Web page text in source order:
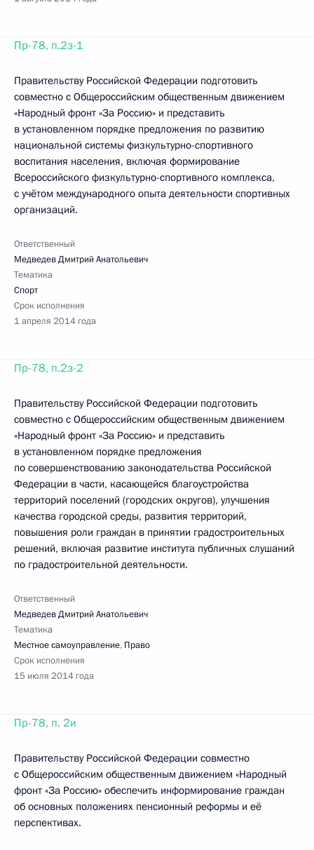
Пр-78, п.2з-1
Правительству Российской Федерации подготовить
совместно с Общероссийским общественным движением
«Народный фронт «За Россию» и представить
в установленном порядке предложения по развитию
национальной системы физкультурно-спортивного
воспитания населения, включая формирование
Всероссийского физкультурно-спортивного комплекса,
с учётом международного опыта деятельности спортивных
организаций.
Ответственный
Медведев Дмитрий Анатольевич
Тематика
Спорт
Срок исполнения
1 апреля 2014 года
Пр-78, п.2з-2
Правительству Российской Федерации подготовить
совместно с Общероссийским общественным движением
«Народный фронт «За Россию» и представить
в установленном порядке предложения
по совершенствованию законодательства Российской
Федерации в части, касающейся благоустройства
территорий поселений (городских округов), улучшения
качества городской среды, развития территорий,
повышения роли граждан в принятии градостроительных
решений, включая развитие института публичных слушаний
по градостроительной деятельности.
Ответственный
Медведев Дмитрий Анатольевич
Тематика
Местное самоуправление, Право
Срок исполнения
15 июля 2014 года
Пр-78, п. 2и
Правительству Российской Федерации совместно
с Общероссийским общественным движением «Народный
фронт «За Россию» обеспечить информирование граждан
об основных положениях пенсионный реформы и её
перспективах.